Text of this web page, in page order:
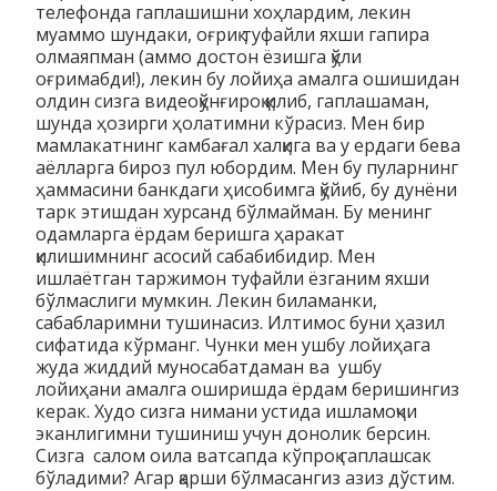
телефонда гаплашишни хоҳлардим, лекин
муаммо шундаки, оғриқ туфайли яхши гапира
олмаяпман (аммо достон ёзишга қўли
оғримабди!), лекин бу лойиҳа амалга ошишидан
олдин сизга видеоқўнғироқ қилиб, гаплашаман,
шунда ҳозирги ҳолатимни кўрасиз. Мен бир
мамлакатнинг камбағал халқига ва у ердаги бева
аёлларга бироз пул юбордим. Мен бу пуларнинг
ҳаммасини банкдаги ҳисобимга қўйиб, бу дунёни
тарк этишдан хурсанд бўлмайман. Бу менинг
одамларга ёрдам беришга ҳаракат
қилишимнинг асосий сабабибидир. Мен
ишлаётган таржимон туфайли ёзганим яхши
бўлмаслиги мумкин. Лекин биламанки,
сабабларимни тушинасиз. Илтимос буни ҳазил
сифатида кўрманг. Чунки мен ушбу лойиҳага
жуда жиддий муносабатдаман ва ушбу
лойиҳани амалга оширишда ёрдам беришингиз
керак. Худо сизга нимани устида ишламоқчи
эканлигимни тушиниш учун донолик берсин.
Сизга салом оила ватсапда кўпроқ гаплашсак
бўладими? Агар қарши бўлмасангиз азиз дўстим.